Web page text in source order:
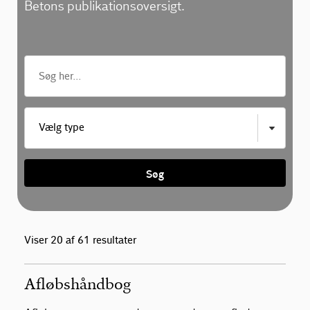
Betons publikationsoversigt.
Vælg type
Søg
Viser 20 af 61 resultater
Afløbshåndbog